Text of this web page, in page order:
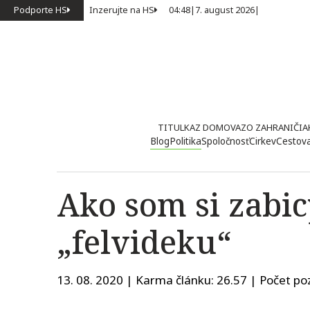
Podporte HS Inzerujte na HS 04:48| 7. august 2026|
TITULKAZ DOMOVAZO ZAHRANIČIA
BlogPolitikaSpoločnosťCirkev
Ako som si
„felvideku“
13. 08. 2020 | Karma článku: 26.57 | Počet